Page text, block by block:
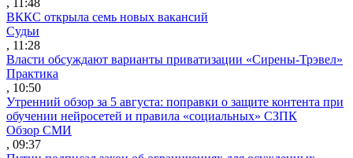
ВККС открыла семь новых вакансий
Судьи
, 11:28
Власти обсуждают варианты приватизации «Сирены-Трэвел»
Практика
, 10:50
Утренний обзор за 5 августа: поправки о защите контента при
обучении нейросетей и правила «социальных» СЗПК
Обзор СМИ
, 09:37